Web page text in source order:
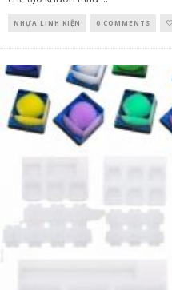
NHỰA LINH KIỆN 0 COMMENTS